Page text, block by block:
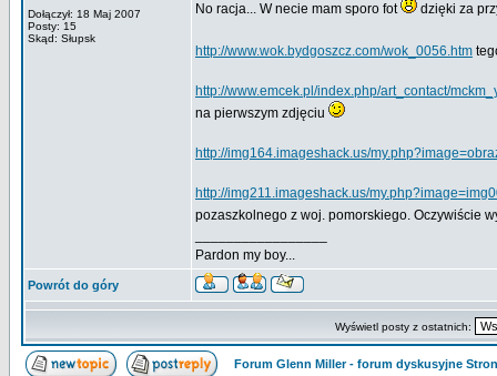
Dołączył: 18 Maj 2007
Posty: 15
Skąd: Słupsk
No racja... W necie mam sporo fot dzięki za
http://www.wok.bydgoszcz.com/wok_0056.htm
http://www.emcek.pl/index.php/art_contact/
na pierwszym zdjęciu
http://img164.imageshack.us/
http://img211.imageshack.us/
pozaszkolnego z woj. pomorskiego. Oczywiście
Pardon my boy...
Powrót do góry
Wyświetl posty z ostatnich:
Forum Glenn Miller - forum dyskusyjne